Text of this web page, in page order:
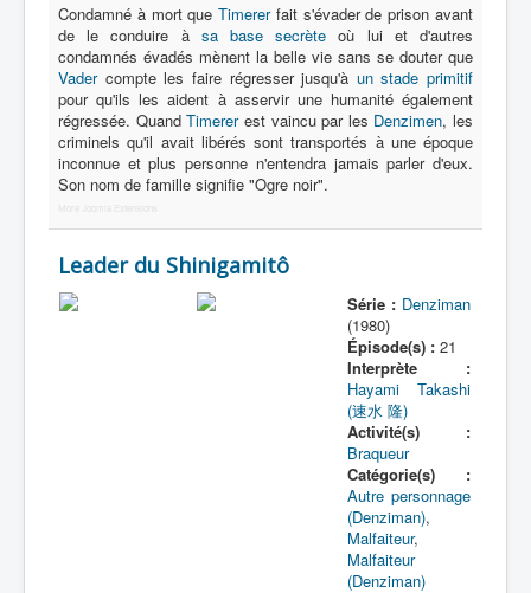
Tous
Animal
Enfant
Extraterrestre
Médecin
Parent
Condamné à mort queTimererfait s'évader de prison avant
de le conduire à sa base secrète où lui et d'autres
condamnés évadés mènent la belle vie sans se douter que
Vadercompte les faire régresser jusqu'à un stade primitif
pour qu'ils les aident à asservir une humanité également
régressée. QuandTimererest vaincu par les Denzimen, les
criminels qu'il avait libérés sont transportés à une époque
inconnue et plus personne n'entendra jamais parler d'eux.
Son nom de famille signifie "Ogre noir".
More Joomla Extensions
Leader du Shinigamitô
Série : Denziman
(1980)
Épisode(s) :21
Interprète :
Hayami Takashi
(速水 隆)
Activité(s) :
Braqueur
Catégorie(s) :
Autre personnage
(Denziman),
Malfaiteur,
Malfaiteur
(Denziman)